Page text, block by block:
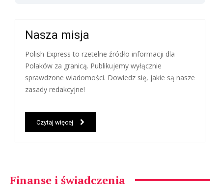
Nasza misja
Polish Express to rzetelne źródło informacji dla
Polaków za granicą. Publikujemy wyłącznie
sprawdzone wiadomości. Dowiedz się, jakie są nasze
zasady redakcyjne!
Czytaj więcej
Finanse i świadczenia